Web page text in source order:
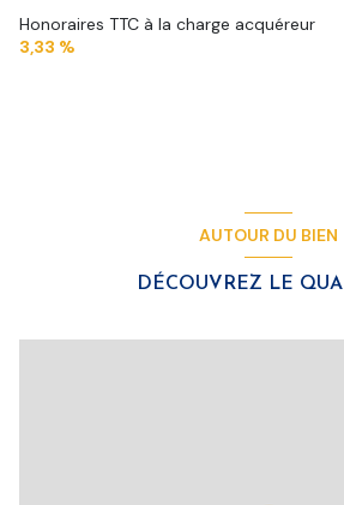
Honoraires TTC à la charge acquéreur
3,33 %
AUTOUR DU BIEN
DÉCOUVREZ LE